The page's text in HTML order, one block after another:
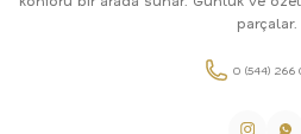
parçalar.
0 (544) 266